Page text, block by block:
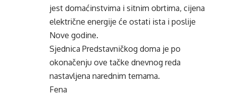
jest domaćinstvima i sitnim obrtima, cijena
električne energije će ostati ista i poslije
Nove godine.
Sjednica Predstavničkog doma je po
okonačenju ove tačke dnevnog reda
nastavljena narednim temama.
Fena